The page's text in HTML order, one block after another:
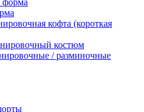
кофта (короткая
костюм
/ разминочные